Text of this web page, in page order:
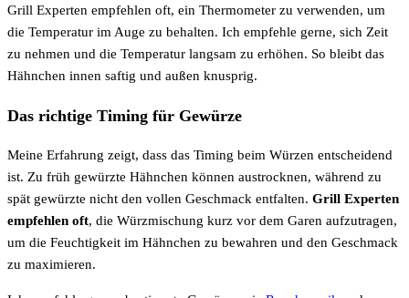
Grill Experten empfehlen oft, ein Thermometer zu verwenden, um
die Temperatur im Auge zu behalten. Ich empfehle gerne, sich Zeit
zu nehmen und die Temperatur langsam zu erhöhen. So bleibt das
Hähnchen innen saftig und außen knusprig.
Das richtige Timing für Gewürze
Meine Erfahrung zeigt, dass das Timing beim Würzen entscheidend
ist. Zu früh gewürzte Hähnchen können austrocknen, während zu
spät gewürzte nicht den vollen Geschmack entfalten. Grill Experten
empfehlen oft, die Würzmischung kurz vor dem Garen aufzutragen,
um die Feuchtigkeit im Hähnchen zu bewahren und den Geschmack
zu maximieren.